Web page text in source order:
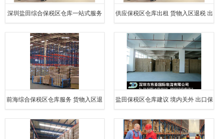
深圳盐田综合保税区仓库一站式服务
境内关外 出口保税仓库
供应保税区仓库出租 货物入区退税 出
口保税仓库
前海综合保税区仓库服务 货物入区退
税 出口保税仓库
盐田保税区仓库建议 境内关外 出口保
税仓库